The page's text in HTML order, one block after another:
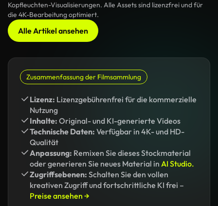
Kopfleuchten-Visualisierungen. Alle Assets sind lizenzfrei und für
die 4K-Bearbeitung optimiert.
Alle Artikel ansehen
Zusammenfassung der Filmsammlung
Lizenz: Lizenzgebührenfrei für die kommerzielle
Nutzung
Inhalte: Original- und KI-generierte Videos
Technische Daten: Verfügbar in 4K- und HD-
Qualität
Anpassung: Remixen Sie dieses Stockmaterial
oder generieren Sie neues Material in AI Studio.
Zugriffsebenen: Schalten Sie den vollen
kreativen Zugriff und fortschrittliche KI frei –
Preise ansehen →